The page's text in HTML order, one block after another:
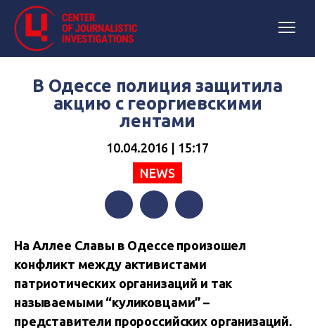
В Одессе полиция защитила
акцию с георгиевскими
лентами
10.04.2016 | 15:17
NEWS
На Аллее Славы в Одессе произошел
конфликт между активистами
патриотических организаций и так
называемыми “куликовцами” –
представители пророссийских организаций.